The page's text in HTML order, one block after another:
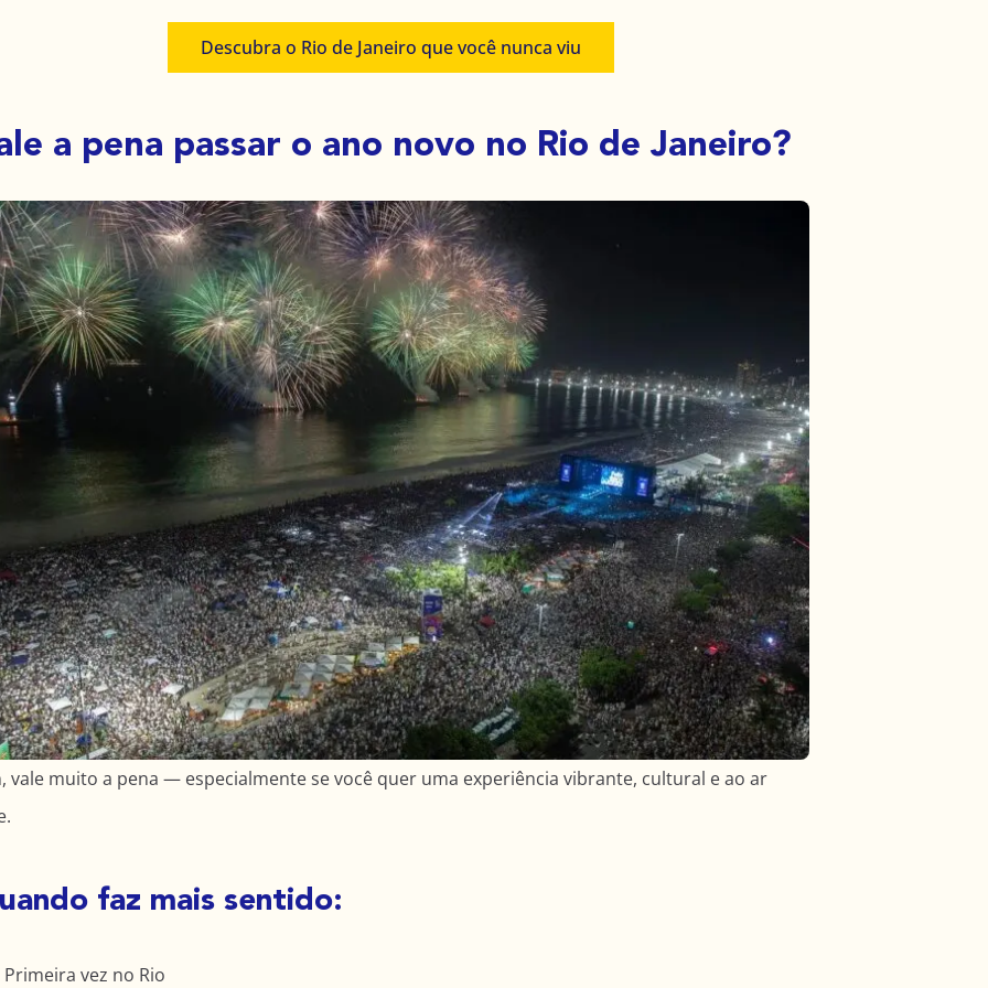
Descubra o Rio de Janeiro que você nunca viu
a pena passar o ano novo no Rio de Janeiro?
vale muito a pena — especialmente se você quer uma experiência vibrante, cultural e ao ar
faz mais sentido:
Primeira vez no Rio